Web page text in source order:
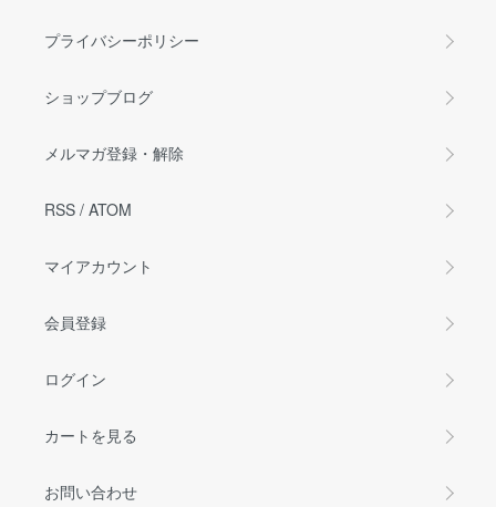
プライバシーポリシー
ショップブログ
メルマガ登録・解除
RSS / ATOM
マイアカウント
会員登録
ログイン
カートを見る
お問い合わせ